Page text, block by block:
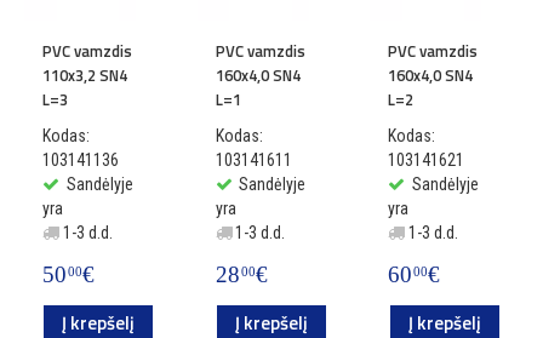
PVC vamzdis
110x3,2 SN4
L=3
Kodas:
103141136
Sandėlyje
yra
1-3 d.d.
5000€
Į krepšelį
PVC vamzdis
160x4,0 SN4
L=1
Kodas:
103141611
Sandėlyje
yra
1-3 d.d.
2800€
Į krepšelį
PVC vamzdis
160x4,0 SN4
L=2
Kodas:
103141621
Sandėlyje
yra
1-3 d.d.
6000€
Į krepšelį